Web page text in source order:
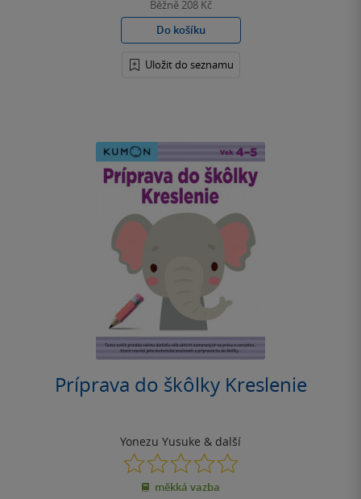
Běžně208 Kč
Do košíku
Uložit do seznamu
Príprava do škôlky Kreslenie
Yonezu Yusuke & další
0.0
z
5
měkká vazba